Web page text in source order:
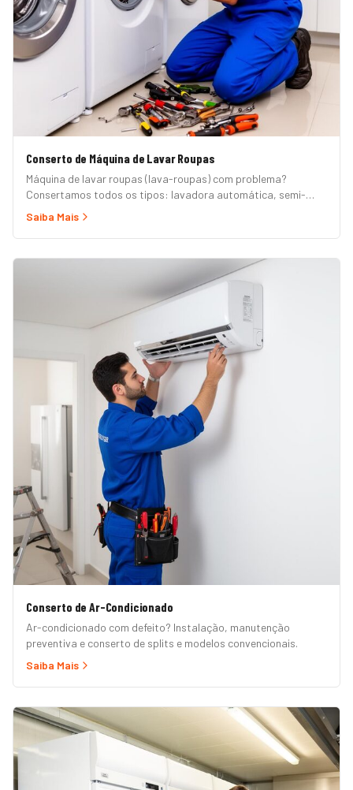
Conserto de Máquina de Lavar Roupas
Máquina de lavar roupas (lava-roupas) com problema?
Consertamos todos os tipos: lavadora automática, semi-
automática, tanquinho, abertura superior e frontal. Marcas
Continental e Mueller. Atendimento em domicílio com
orçamento grátis.
Saiba Mais
Conserto de Ar-Condicionado
Ar-condicionado com defeito? Instalação, manutenção
preventiva e conserto de splits e modelos convencionais.
Saiba Mais